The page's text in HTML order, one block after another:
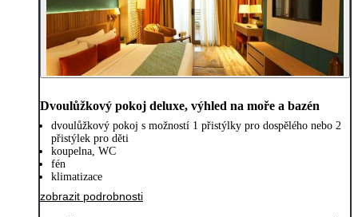
Dvoulůžkový pokoj deluxe, výhled na moře a bazén
dvoulůžkový pokoj s možností 1 přistýlky pro dospělého nebo 2
přistýlek pro děti
koupelna, WC
fén
klimatizace
zobrazit podrobnosti